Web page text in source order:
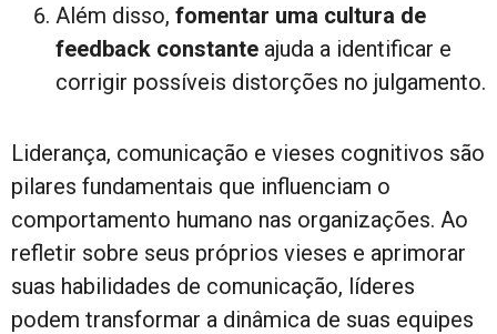
Além disso, fomentar uma cultura de
feedback constante ajuda a identificar e
corrigir possíveis distorções no julgamento.
Liderança, comunicação e vieses cognitivos são
pilares fundamentais que influenciam o
comportamento humano nas organizações. Ao
refletir sobre seus próprios vieses e aprimorar
suas habilidades de comunicação, líderes
podem transformar a dinâmica de suas equipes